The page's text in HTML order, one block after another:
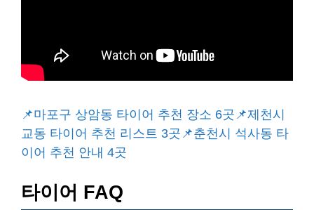
📌마포구 상암동 타이어 추천 장소 6곳 📌제천시
교동 타이어 추천 리스트 3곳 📌춘천시 석사동 타
이어 추천 안내 4곳
타이어 FAQ